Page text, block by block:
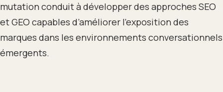
mutation conduit à développer des approches SEO
et GEO capables d’améliorer l’exposition des
marques dans les environnements conversationnels
émergents.